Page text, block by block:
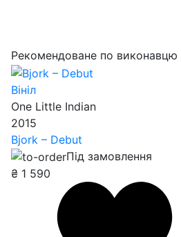
Рекомендоване по виконавцю
Вініл
One Little Indian
2015
Bjork – Debut
Під замовлення
₴ 1 590